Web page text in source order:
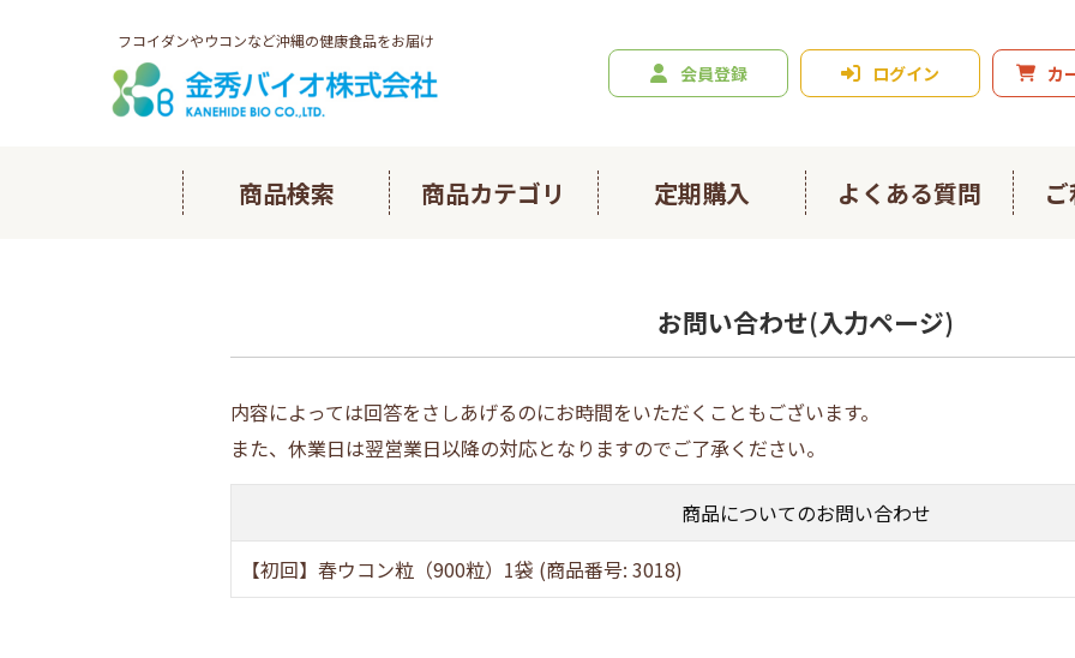
フコイダンやウコンなど沖縄の健康食品をお届け
会員登録 ログイン カ
商品検索 商品カテゴリ
長命草ヘルスライト 春ウコン900粒
フコイダン4種お試しセット 日々のフコイダン
琉球フコイダンプラス にんにくの恵み
フコイダン商品 NANO LIPOシリーズ
定期購入 よくある質問
お問い合わせ(入力ページ)
内容によっては回答をさしあげるのにお時間をいただくこともございます。
また、休業日は翌営業日以降の対応となりますのでご了承ください。
商品についてのお問い合わせ
【初回】春ウコン粒（900粒）1袋 (商品番号: 3018)